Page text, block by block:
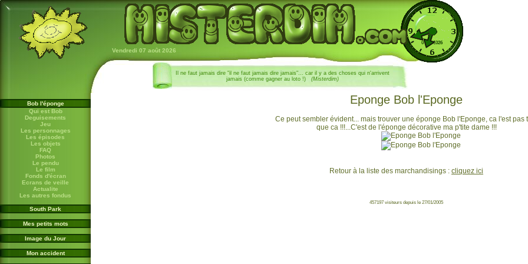
Il ne faut jamais dire "il ne faut jamais dire jamais"... car il y a des choses qui n'arrivent
jamais (comme gagner au loto !) (Misterdim)
07/08/2026
Vendredi 07 août 2026
Bob l'éponge
Qui est Bob
Deguisements
Jeu
Les personnages
Les épisodes
Les objets
FAQ
Photos
Le pendu
Le film
Fonds d'écran
Ecrans de veille
Actualite
Les autres fondus
South Park
Mes petits mots
Image du Jour
Mon accident
Eponge Bob l'Eponge
Ce peut sembler évident... mais trouver une éponge Bob l'Eponge, ca l'est pas
que ca !!!...C'est de l'éponge décorative ma p'tite dame !!!
Retour à la liste des marchandisings : cliquez ici
457197 visiteurs depuis le 27/01/2005